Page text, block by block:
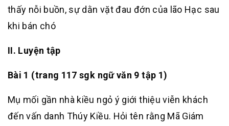
thấy nỗi buồn, sự dằn vặt đau đớn của lão Hạc sau
khi bán chó
II. Luyện tập
Bài 1 (trang 117 sgk ngữ văn 9 tập 1)
Mụ mối gần nhà kiều ngỏ ý giới thiệu viễn khách
đến vấn danh Thúy Kiều. Hỏi tên rằng Mã Giám